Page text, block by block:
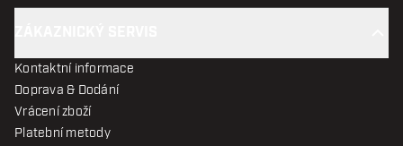
Kontaktní informace
Doprava & Dodání
Vrácení zboží
Platební metody